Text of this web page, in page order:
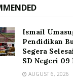
Ismail
Pendidikan
Segera
SD Negeri 09
AUGUST 6, 2026